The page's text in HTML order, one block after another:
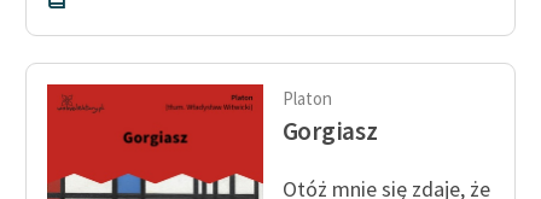
Platon
Gorgiasz
Otóż mnie się zdaje, że